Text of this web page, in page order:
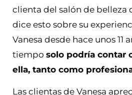
clienta del salón de belleza
dice esto sobre su
Vanesa desde hace unos 11
tiempo solo podría contar
ella, tanto como
Las clientas de Vanesa